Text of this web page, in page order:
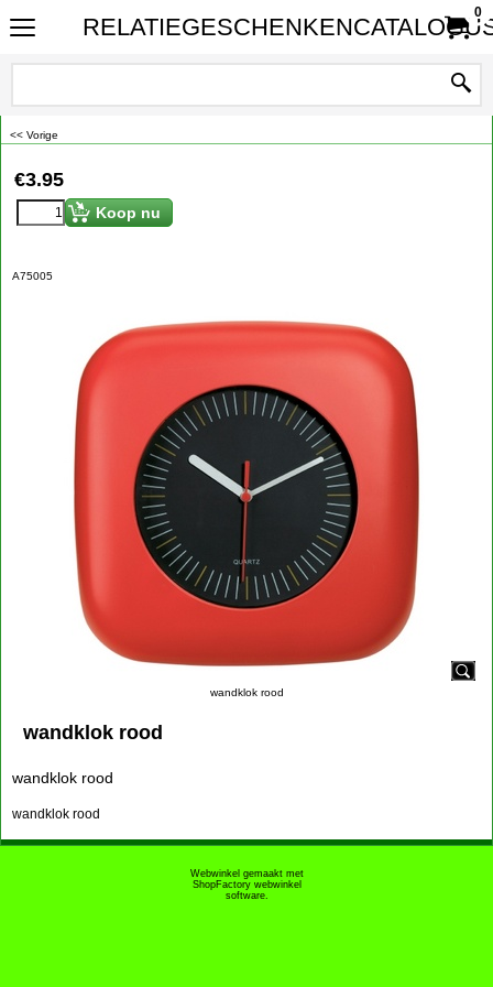
0
<< Vorige
€3.95
Koop nu
A75005
wandklok rood
wandklok rood
wandklok rood
wandklok rood
Webwinkel gemaakt met
ShopFactory webwinkel
software.